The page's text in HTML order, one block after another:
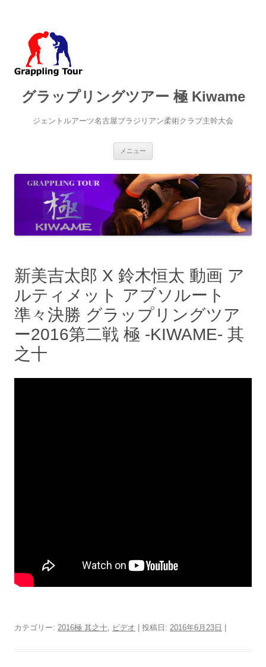
グラップリングツアー 極 Kiwame
ジェントルアーツ名古屋ブラジリアン柔術クラブ主幹大会
メニュー
ン
ツ
へ
ス
キ
ッ
プ
新美吉太郎 X 鈴木恒太 動画 ア
ルティメット アブソルート
準々決勝 グラップリングツア
ー2016第二戦 極 -KIWAME- 其
之十
カテゴリー: 2016極 其之十, ビデオ | 投稿日: 2016年6月23日